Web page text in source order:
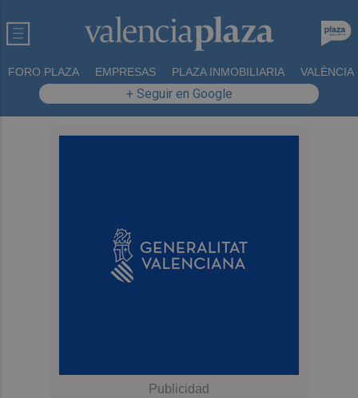
FORO PLAZA EMPRESAS PLAZA INMOBILIARIA VALÈNCIA
+ Seguir en Google